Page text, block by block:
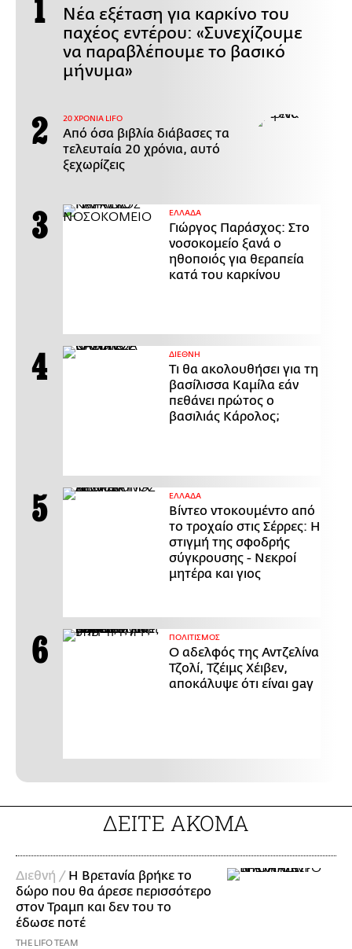
Νέα εξέταση για καρκίνο του
παχέος εντέρου: «Συνεχίζουμε
να παραβλέπουμε το βασικό
μήνυμα»
20 ΧΡΟΝΙΑ LIFO
Από όσα βιβλία διάβασες τα
τελευταία 20 χρόνια, αυτό
ξεχωρίζεις
ΕΛΛΑΔΑ
Γιώργος Παράσχος: Στο
νοσοκομείο ξανά ο
ηθοποιός για θεραπεία
κατά του καρκίνου
ΔΙΕΘΝΗ
Τι θα ακολουθήσει για τη
βασίλισσα Καμίλα εάν
πεθάνει πρώτος ο
βασιλιάς Κάρολος;
ΕΛΛΑΔΑ
Βίντεο ντοκουμέντο από
το τροχαίο στις Σέρρες: Η
στιγμή της σφοδρής
σύγκρουσης - Νεκροί
μητέρα και γιος
ΠΟΛΙΤΙΣΜΟΣ
Ο αδελφός της Αντζελίνα
Τζολί, Τζέιμς Χέιβεν,
αποκάλυψε ότι είναι gay
ΔΕΙΤΕ ΑΚΟΜΑ
Διεθνή / Η Βρετανία βρήκε το
δώρο που θα άρεσε περισσότερο
στον Τραμπ και δεν του το
έδωσε ποτέ
THE LIFO TEAM